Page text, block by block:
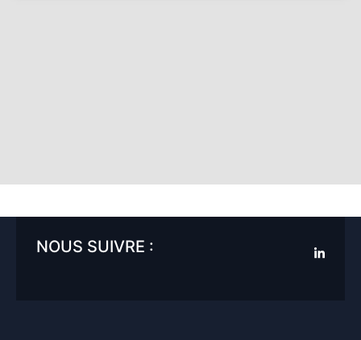
NOUS SUIVRE :